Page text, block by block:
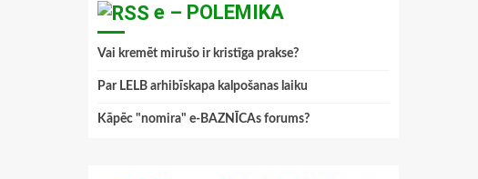
e – POLEMIKA
Vai kremēt mirušo ir kristīga prakse?
Par LELB arhibīskapa kalpošanas laiku
Kāpēc "nomira" e-BAZNĪCAs forums?